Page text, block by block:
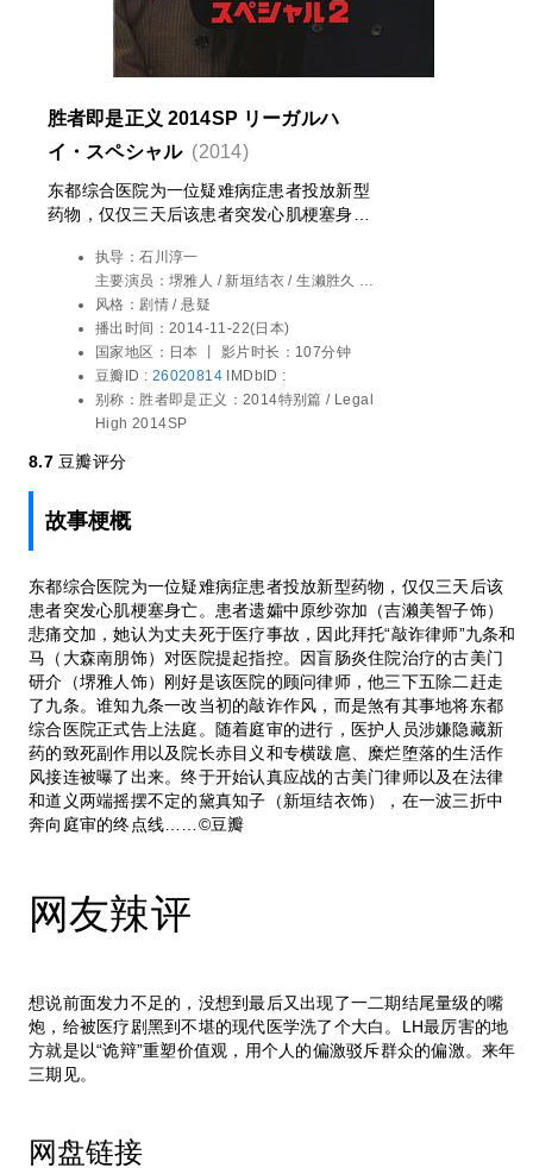
胜者即是正义 2014SP リーガルハ
イ・スペシャル (2014)
东都综合医院为一位疑难病症患者投放新型
药物，仅仅三天后该患者突发心肌梗塞身
悲痛交加，她认为丈夫死于医疗事故，因此
拜托“敲诈律师”九条和马（大森南朋饰）对
医院提起指控。因盲肠炎住院治疗的古美门
研介（堺雅人饰）刚好是该医院的顾问律
师，他三下五除二赶走了九条。谁知九条一
改当初的敲诈作风，而是煞有其事地将东都
综合医院正式告上法庭。随着庭审的进行，
医护人员涉嫌隐藏新药的致死副作用以及院
长赤目义和专横跋扈、糜烂堕落的生活作风
接连被曝了出来。终于开始认真应战的古美
真知子（新垣结衣饰），在一波三折中奔向
执导：石川淳一
主要演员： 堺雅人 / 新垣结衣 / 生濑胜久 /
小池荣子 / 大森南朋 / 吉濑美智子 / 刚力彩
芽 / 东出昌大 / 古谷一行 / 雾岛丽香 / 和冉
千秋
风格： 剧情 / 悬疑
播出时间： 2014-11-22(日本)
国家地区： 日本 丨 影片时长：107分钟
豆瓣ID : 26020814 IMDbID :
别称： 胜者即是正义：2014特别篇 / Legal
High 2014SP
8.7豆瓣评分
故事梗概
东都综合医院为一位疑难病症患者投放新型药物，仅仅三天后该
患者突发心肌梗塞身亡。患者遗孀中原纱弥加（吉濑美智子饰）
悲痛交加，她认为丈夫死于医疗事故，因此拜托“敲诈律师”九条和
马（大森南朋饰）对医院提起指控。因盲肠炎住院治疗的古美门
研介（堺雅人饰）刚好是该医院的顾问律师，他三下五除二赶走
了九条。谁知九条一改当初的敲诈作风，而是煞有其事地将东都
综合医院正式告上法庭。随着庭审的进行，医护人员涉嫌隐藏新
药的致死副作用以及院长赤目义和专横跋扈、糜烂堕落的生活作
风接连被曝了出来。终于开始认真应战的古美门律师以及在法律
和道义两端摇摆不定的黛真知子（新垣结衣饰），在一波三折中
奔向庭审的终点线……©豆瓣
网友辣评
想说前面发力不足的，没想到最后又出现了一二期结尾量级的嘴
炮，给被医疗剧黑到不堪的现代医学洗了个大白。LH最厉害的地
方就是以“诡辩”重塑价值观，用个人的偏激驳斥群众的偏激。来年
三期见。
网盘链接